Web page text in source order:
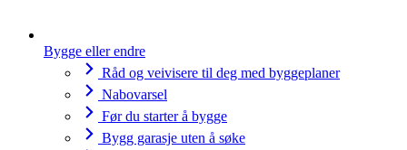
Bygge eller endre
Råd og veivisere til deg med byggeplaner
Nabovarsel
Før du starter å bygge
Bygg garasje uten å søke